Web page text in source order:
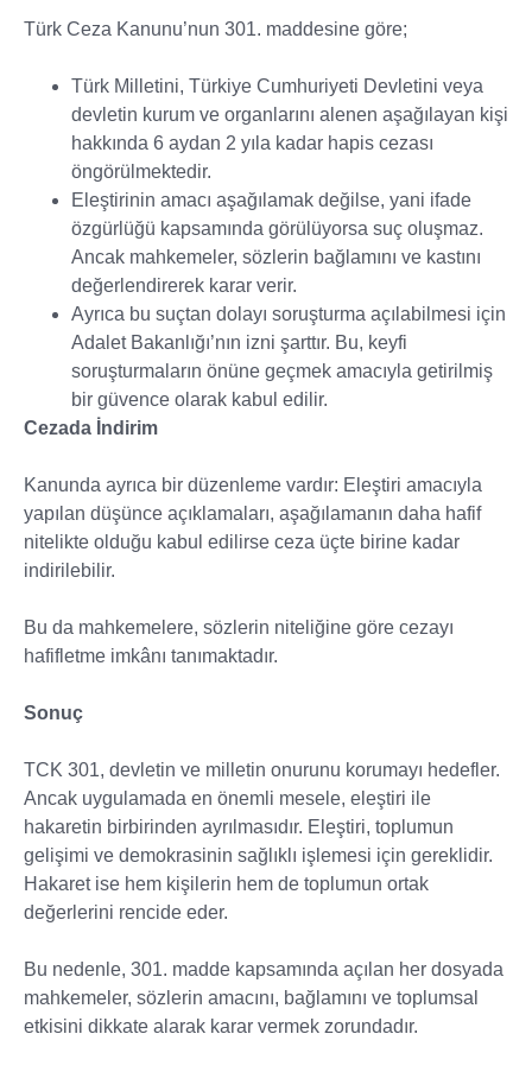
Türk Ceza Kanunu’nun 301. maddesine göre;
Türk Milletini, Türkiye Cumhuriyeti Devletini veya
devletin kurum ve organlarını alenen aşağılayan kişi
hakkında 6 aydan 2 yıla kadar hapis cezası
öngörülmektedir.
Eleştirinin amacı aşağılamak değilse, yani ifade
özgürlüğü kapsamında görülüyorsa suç oluşmaz.
Ancak mahkemeler, sözlerin bağlamını ve kastını
değerlendirerek karar verir.
Ayrıca bu suçtan dolayı soruşturma açılabilmesi için
Adalet Bakanlığı’nın izni şarttır. Bu, keyfi
soruşturmaların önüne geçmek amacıyla getirilmiş
bir güvence olarak kabul edilir.
Cezada İndirim
Kanunda ayrıca bir düzenleme vardır: Eleştiri amacıyla
yapılan düşünce açıklamaları, aşağılamanın daha hafif
nitelikte olduğu kabul edilirse ceza üçte birine kadar
indirilebilir.
Bu da mahkemelere, sözlerin niteliğine göre cezayı
hafifletme imkânı tanımaktadır.
Sonuç
TCK 301, devletin ve milletin onurunu korumayı hedefler.
Ancak uygulamada en önemli mesele, eleştiri ile
hakaretin birbirinden ayrılmasıdır. Eleştiri, toplumun
gelişimi ve demokrasinin sağlıklı işlemesi için gereklidir.
Hakaret ise hem kişilerin hem de toplumun ortak
değerlerini rencide eder.
Bu nedenle, 301. madde kapsamında açılan her dosyada
mahkemeler, sözlerin amacını, bağlamını ve toplumsal
etkisini dikkate alarak karar vermek zorundadır.